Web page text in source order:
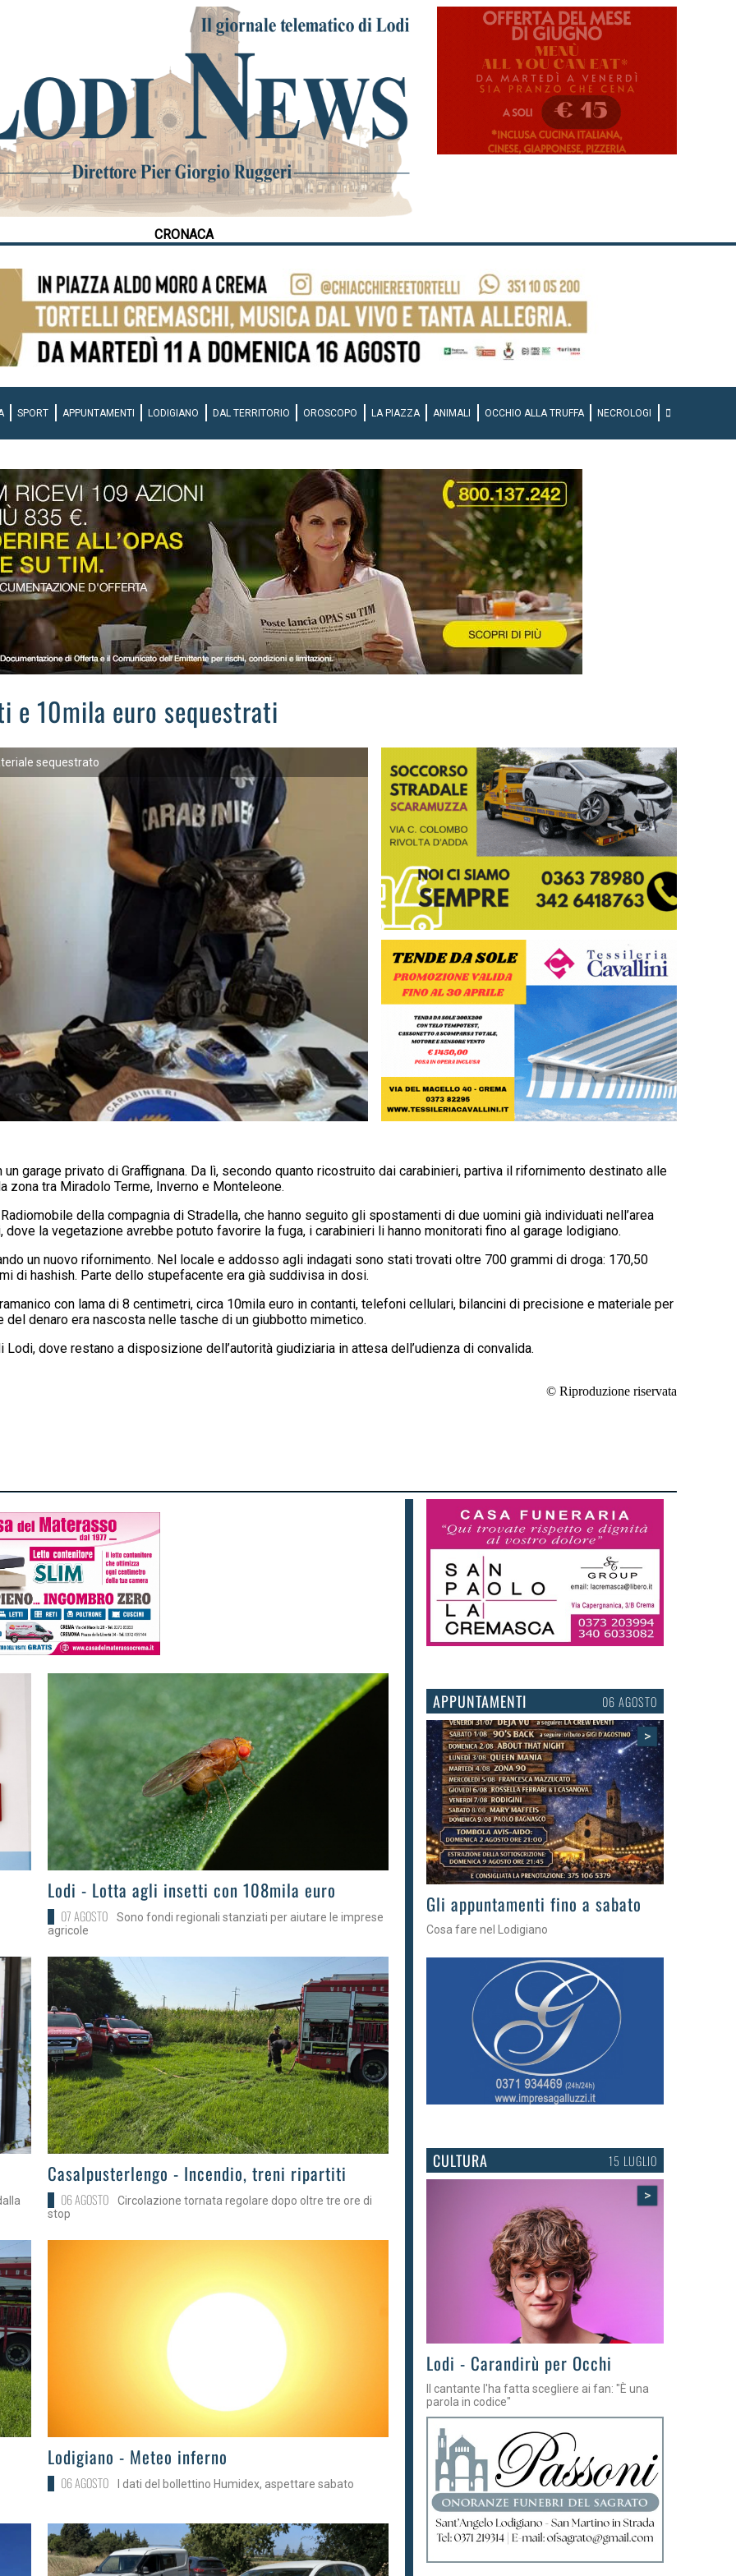
CRONACA
SPORT APPUNTAMENTI LODIGIANO DAL TERRITORIO OROSCOPO LA PIAZZA ANIMALI OCCHIO ALLA TRUFFA NECROLOGI
e 10mila euro sequestrati
sequestrato
garage privato di Graffignana. Da lì, secondo quanto ricostruito dai carabinieri, partiva il rifornimento destinato alle
tra Miradolo Terme, Inverno e Monteleone.
della compagnia di Stradella, che hanno seguito gli spostamenti di due uomini già individuati nell’area
la vegetazione avrebbe potuto favorire la fuga, i carabinieri li hanno monitorati fino al garage lodigiano.
un nuovo rifornimento. Nel locale e addosso agli indagati sono stati trovati oltre 700 grammi di droga: 170,50
di hashish. Parte dello stupefacente era già suddivisa in dosi.
con lama di 8 centimetri, circa 10mila euro in contanti, telefoni cellulari, bilancini di precisione e materiale per
denaro era nascosta nelle tasche di un giubbotto mimetico.
dove restano a disposizione dell’autorità giudiziaria in attesa dell’udienza di convalida.
© Riproduzione riservata
>Lodi - Lotta agli insetti con 108mila euro
07 AGOSTO
Sono fondi regionali stanziati per aiutare le imprese
agricole
>
Casalpusterlengo - Incendio, treni ripartiti
06 AGOSTO
Circolazione tornata regolare dopo oltre tre ore di
stop
>Lodigiano - Meteo inferno
06 AGOSTO I dati del bollettino Humidex, aspettare sabato
APPUNTAMENTI 03 AGOSTO
>
Gli eventi della settimana
Tra torte, cinema e musica live
CULTURA 15 LUGLIO
>
Lodi - Carandirù per Occhi
Il cantante l'ha fatta scegliere ai fan: "È una
parola in codice"